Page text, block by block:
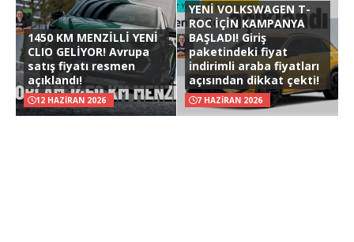
1450 KM MENZİLLİ YENİ
CLIO GELİYOR! Avrupa
satış fiyatı resmen
açıklandı!
12 HAZIRAN 2026
YENİ VOLKSWAGEN T-
ROC İÇİN KAMPANYA
BAŞLADI! Giriş
paketindeki fiyat
indirimli araba fiyatları
açısından dikkat çekti!
7 HAZIRAN 2026